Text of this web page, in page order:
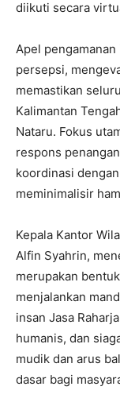
diikuti secara
Apel
persepsi,
memastikan
Kalimantan
Nataru. Fokus
respons
koordinasi
meminimalisir
Kepala Kantor
Alfin Syahrin,
merupakan
menjalankan
insan Jasa
humanis, dan
mudik dan arus
dasar bagi